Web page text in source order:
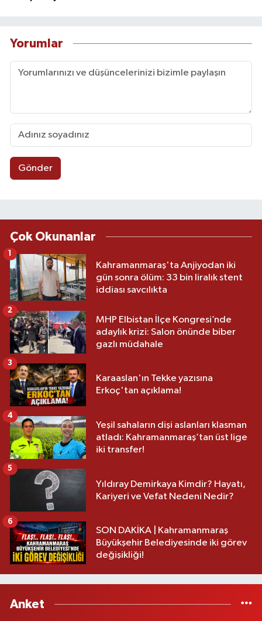
Yorumlar
Gönder
Çok Okunanlar
Kahramanmaraş'ta Anjiyodan iki
gün sonra ölüm: 33 bin liralık stent
iddiası savcılıkta
MHP Elbistan İlçe Kongresi’nde
adaylık krizi: Salon önünde biber
gazlı müdahale
2
Karaaslan'ın Tekke yazısına
Erkoç'tan açıklama!
3
Yeşil sahaların dişi aslanları klasman
atladı: Kahramanmaraş’tan üst lige
iki transfer!
4
Yıldıray Demirkaya Kimdir? Hayatı,
Kariyeri ve Vefat Nedeni Nedir?
5
SON DAKİKA | Kahramanmaraş
Büyükşehir Belediyesinde iki görev
değişikliği!
6
Anket